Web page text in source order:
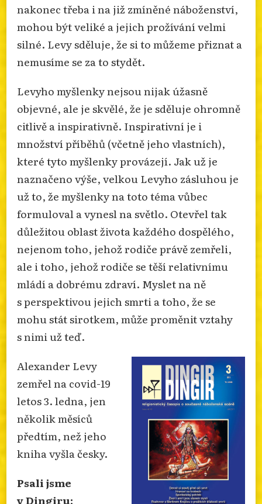
nakonec třeba i na již zmíněné náboženství,
mohou být veliké a jejich prožívání velmi
silné. Levy sděluje, že si to můžeme přiznat a
nemusíme se za to stydět.
Levyho myšlenky nejsou nijak úžasně
objevné, ale je skvělé, že je sděluje ohromně
citlivě a inspirativně. Inspirativní je i
množství příběhů (včetně jeho vlastních),
které tyto myšlenky provázejí. Jak už je
naznačeno výše, velkou Levyho zásluhou je
už to, že myšlenky na toto téma vůbec
formuloval a vynesl na světlo. Otevřel tak
důležitou oblast života každého dospělého,
nejenom toho, jehož rodiče právě zemřeli,
ale i toho, jehož rodiče se těší relativnímu
mládí a dobrému zdraví. Myslet na ně
s perspektivou jejich smrti a toho, že se
mohu stát sirotkem, může proměnit vztahy
s nimi už teď.
Alexander Levy
zemřel na covid-19
letos 3. ledna, jen
několik měsíců
předtím, než jeho
kniha vyšla česky.
Psali jsme
v Dingiru: